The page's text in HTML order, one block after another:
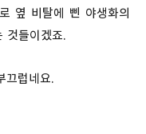
옆 비탈에 삔 야생화의
것들이겠죠.
끄럽네요.